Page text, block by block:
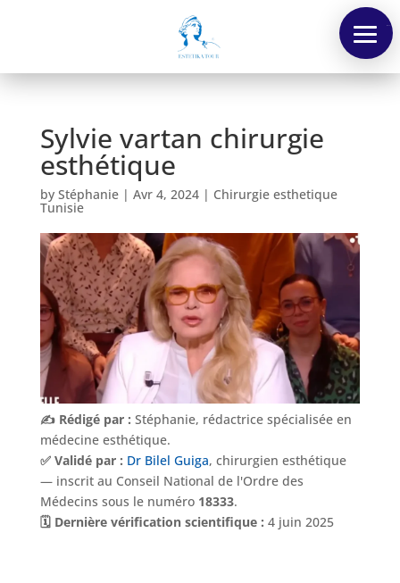
Sylvie vartan chirurgie
esthétique
by Stéphanie| Avr 4, 2024| Chirurgie esthetique
Tunisie
✍️ Rédigé par : Stéphanie, rédactrice spécialisée en
médecine esthétique.
✅ Validé par : Dr Bilel Guiga, chirurgien esthétique
— inscrit au Conseil National de l'Ordre des
Médecins sous le numéro 18333.
🗓️ Dernière vérification scientifique : 4 juin 2025